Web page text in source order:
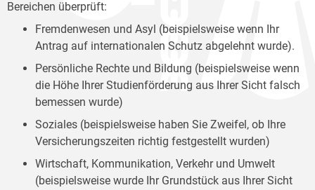
Bereichen überprüft:
Fremdenwesen und Asyl (beispielsweise wenn Ihr
Antrag auf internationalen Schutz abgelehnt wurde).
Persönliche Rechte und Bildung (beispielsweise wenn
die Höhe Ihrer Studienförderung aus Ihrer Sicht falsch
bemessen wurde)
Soziales (beispielsweise haben Sie Zweifel, ob Ihre
Versicherungszeiten richtig festgestellt wurden)
Wirtschaft, Kommunikation, Verkehr und Umwelt
(beispielsweise wurde Ihr Grundstück aus Ihrer Sicht